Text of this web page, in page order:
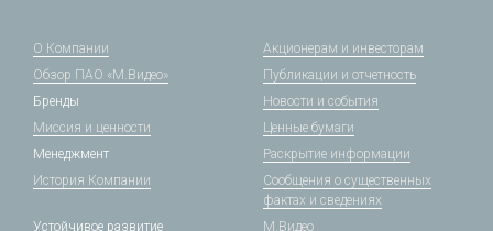
О Компании
Обзор ПАО «М.Видео»
Бренды
Миссия и ценности
Менеджмент
История Компании
Акционерам и инвесторам
Публикации и отчетность
Новости и события
Ценные бумаги
Раскрытие информации
Сообщения о существенных
фактах и сведениях
Устойчивое развитие
М.Видео